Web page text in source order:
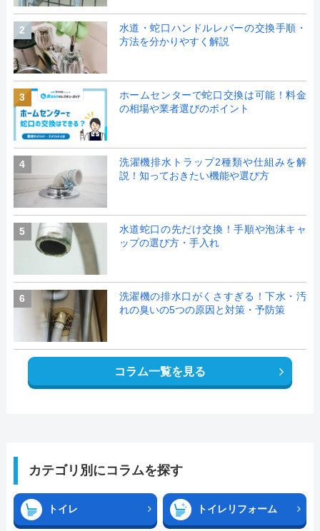
2
水道・蛇口ハンドルレバーの交換手順・
方法を分かりやすく解説
3
ホームセンターで蛇口交換は可能！料金
の相場や業者選びのポイント
4
洗濯機排水トラップ2種類や仕組みを解
説！知っておきたい機能や選び方
5
水道蛇口の先だけ交換！手順や泡沫キャ
ップの選び方・手入れ
6
洗濯機の排水口がくさすぎる！下水・汚
れの臭いの5つの原因と対策・予防策
コラム一覧を見る
カテゴリ別にコラムを探す
トイレ トイレリフォーム